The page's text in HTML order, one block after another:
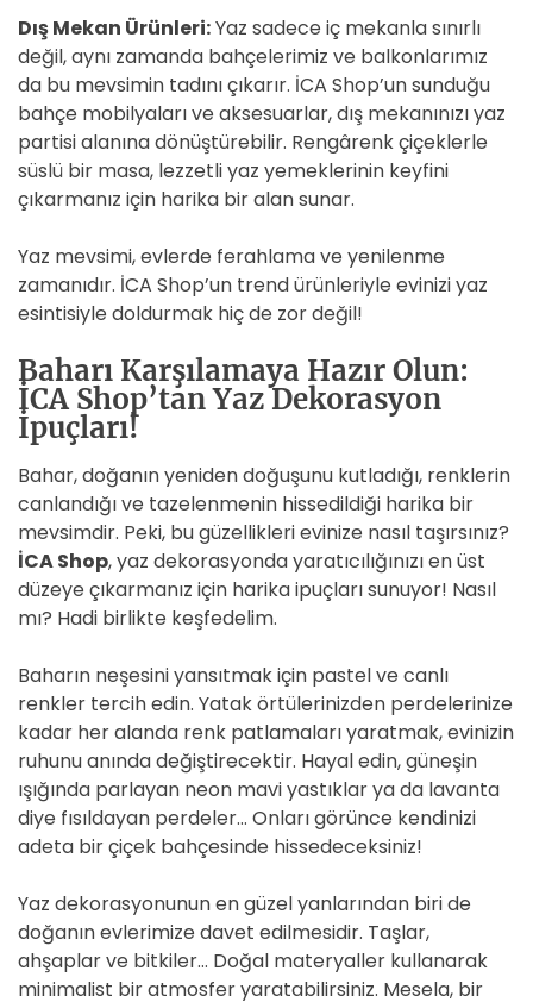
Dış Mekan Ürünleri:Yaz sadece iç mekanla sınırlı
değil, aynı zamanda bahçelerimiz ve balkonlarımız
da bu mevsimin tadını çıkarır. İCA Shop’un sunduğu
bahçe mobilyaları ve aksesuarlar, dış mekanınızı yaz
partisi alanına dönüştürebilir. Rengârenk çiçeklerle
süslü bir masa, lezzetli yaz yemeklerinin keyfini
çıkarmanız için harika bir alan sunar.
Yaz mevsimi, evlerde ferahlama ve yenilenme
zamanıdır. İCA Shop’un trend ürünleriyle evinizi yaz
esintisiyle doldurmak hiç de zor değil!
Baharı Karşılamaya Hazır Olun:
İCA Shop’tan Yaz Dekorasyon
İpuçları!
Bahar, doğanın yeniden doğuşunu kutladığı, renklerin
canlandığı ve tazelenmenin hissedildiği harika bir
mevsimdir. Peki, bu güzellikleri evinize nasıl taşırsınız?
İCA Shop, yaz dekorasyonda yaratıcılığınızı en üst
düzeye çıkarmanız için harika ipuçları sunuyor! Nasıl
mı? Hadi birlikte keşfedelim.
Baharın neşesini yansıtmak için pastel ve canlı
renkler tercih edin. Yatak örtülerinizden perdelerinize
kadar her alanda renk patlamaları yaratmak, evinizin
ruhunu anında değiştirecektir. Hayal edin, güneşin
ışığında parlayan neon mavi yastıklar ya da lavanta
diye fısıldayan perdeler… Onları görünce kendinizi
adeta bir çiçek bahçesinde hissedeceksiniz!
Yaz dekorasyonunun en güzel yanlarından biri de
doğanın evlerimize davet edilmesidir. Taşlar,
ahşaplar ve bitkiler… Doğal materyaller kullanarak
minimalist bir atmosfer yaratabilirsiniz. Mesela, bir